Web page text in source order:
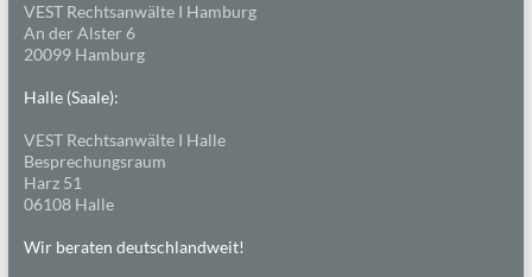
VEST Rechtsanwälte I Hamburg
An der Alster 6
20099 Hamburg
Halle (Saale):
VEST Rechtsanwälte I Halle
Besprechungsraum
Harz 51
06108 Halle
Wir beraten deutschlandweit!